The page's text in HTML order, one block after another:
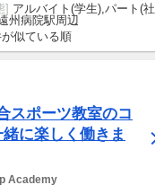
] アルバイト(学生),パート(
州病院駅周辺
似ている順
スポーツ教室のコ
に楽しく働きま
Academy